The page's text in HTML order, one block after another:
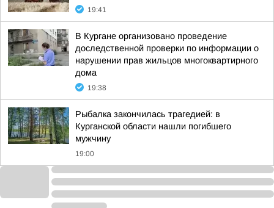
19:41
В Кургане организовано проведение
доследственной проверки по информации о
нарушении прав жильцов многоквартирного
дома
19:38
Рыбалка закончилась трагедией: в
Курганской области нашли погибшего
мужчину
19:00